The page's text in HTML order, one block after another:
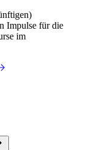
Impulse für die
im